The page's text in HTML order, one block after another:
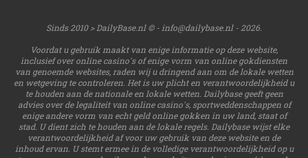
Sinds 2010 > DailyBase.nl © -info@dailybase.nl- 2026.
Voordat u gebruik maakt van enige informatie op deze website,
inclusief over online casino's of enige vorm van online gokdiensten
van genoemde websites, raden wij u dringend aan om de lokale wetten
en wetgeving te controleren. Het is uw plicht en verantwoordelijkheid u
te houden aan de nationale en lokale wetten. Dailybase geeft geen
advies over de legaliteit van online casino's, sportweddenschappen of
enige andere vorm van echt geld online gokken in uw land, staat of
stad. U dient zich te houden aan de lokale regels. Dailybase wijst elke
verantwoordelijkheid af voor uw gebruik van deze website en de
inhoud ervan. U stemt ermee in de volledige verantwoordelijkheid op u